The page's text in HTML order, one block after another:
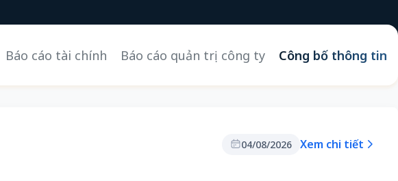
Báo cáo tài chính Báo cáo quản trị công ty Công bố thông tin
04/08/2026 Xem chi tiết